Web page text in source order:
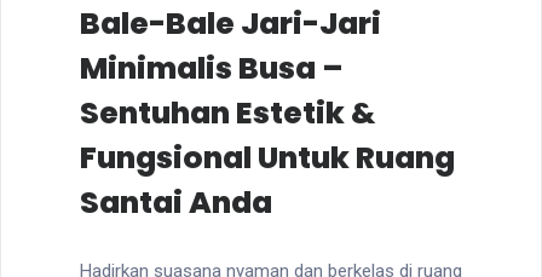
Bale-Bale Jari-Jari
Minimalis Busa –
Sentuhan Estetik &
Fungsional Untuk Ruang
Santai Anda
Hadirkan suasana nyaman dan berkelas di ruang